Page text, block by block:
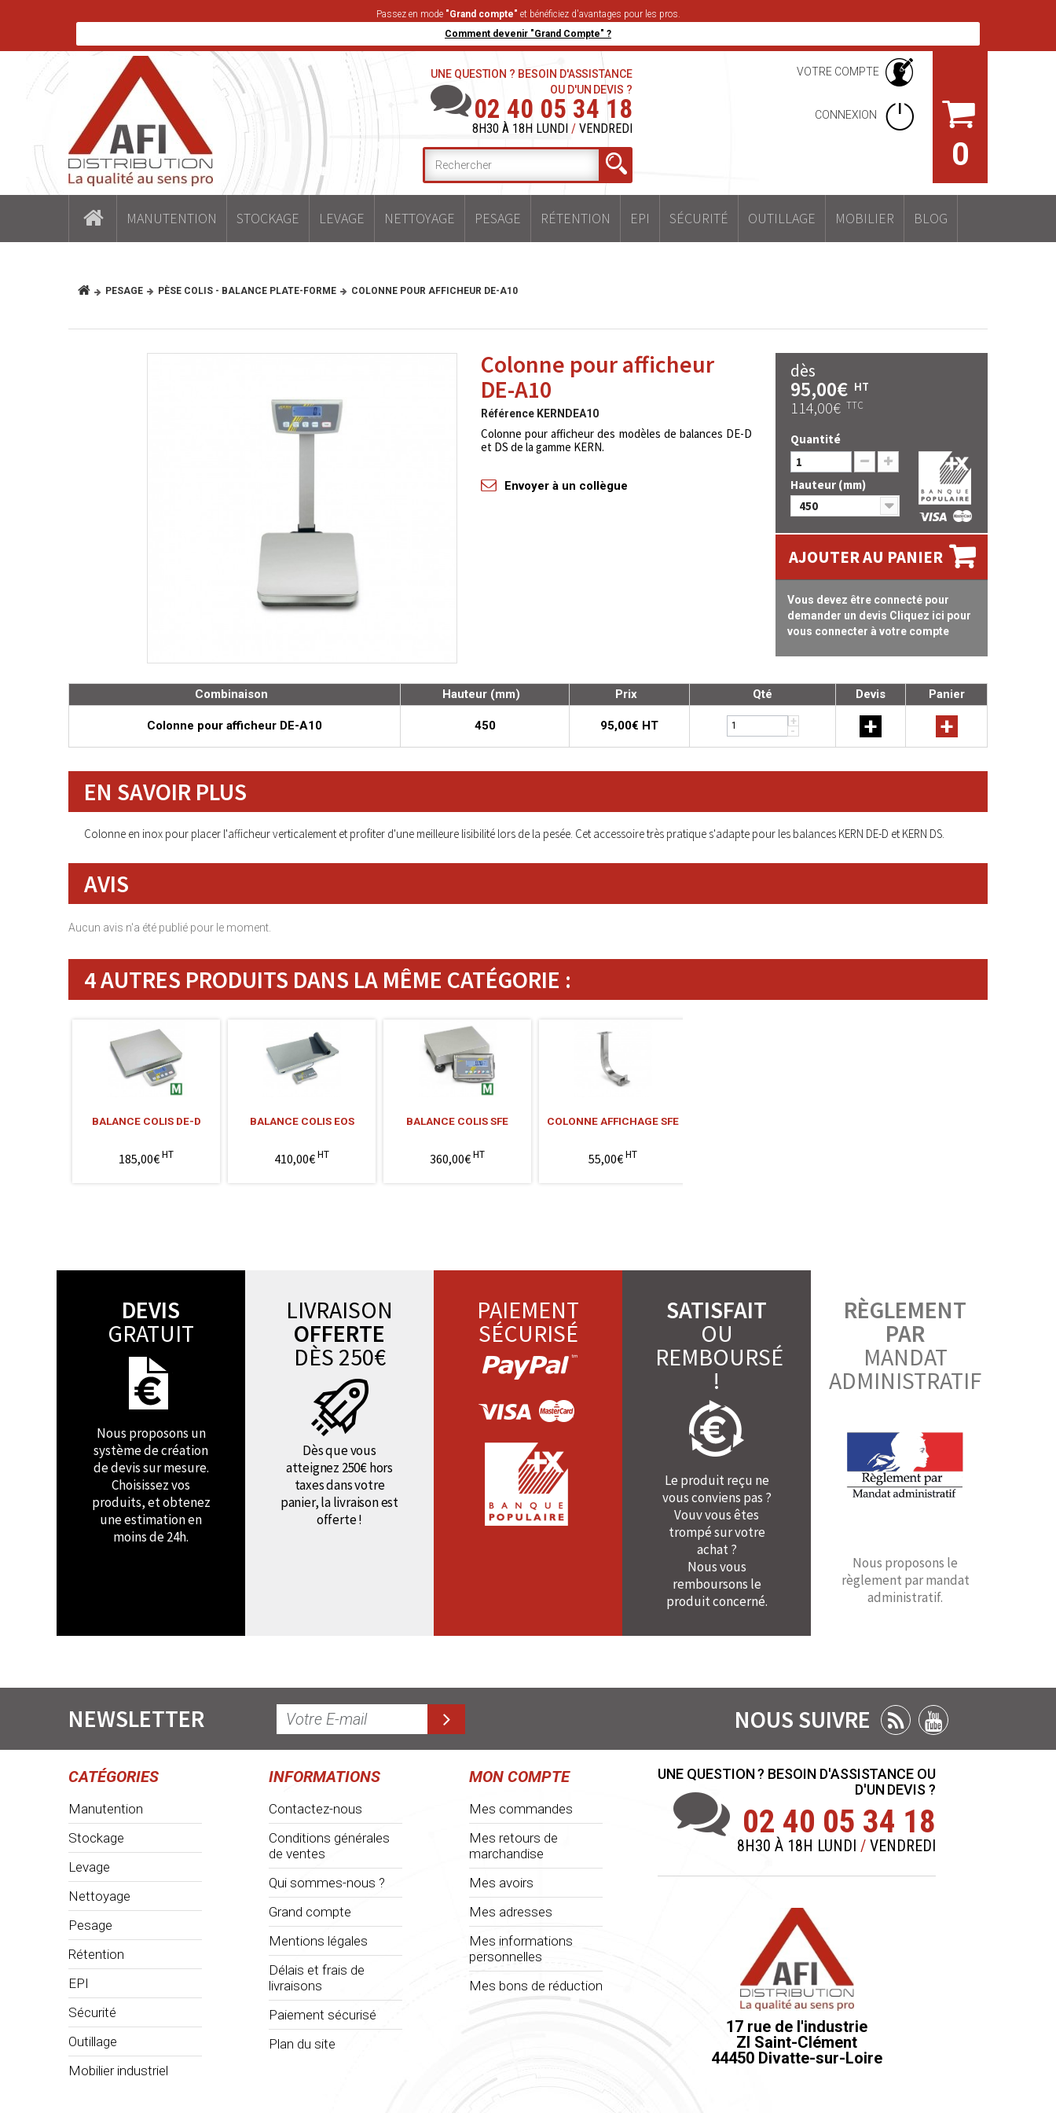
Passez en mode "Grand compte" et bénéficiez d'avantages pour les pros.
Comment devenir "Grand Compte" ?
0
VOTRE COMPTE
CONNEXION
UNE QUESTION ? BESOIN D'ASSISTANCE
OU D'UN DEVIS ?
02 40 05 34 18
8H30 À 18H LUNDI / VENDREDI
MANUTENTION STOCKAGE LEVAGE NETTOYAGE PESAGE RÉTENTION EPI SÉCURITÉ OUTILLAGE MOBILIER BLOG
PESAGE PÈSE COLIS - BALANCE PLATE-FORME COLONNE POUR AFFICHEUR DE-A10
Colonne pour afficheur
DE-A10
Référence KERNDEA10
Colonne pour afficheur des modèles de balances DE-D
et DS de la gamme KERN.
Envoyer à un collègue
dès
95,00€ HT
114,00€ TTC
Quantité
Hauteur (mm)
450
AJOUTER AU PANIER
Vous devez être connecté pour
demander un devis Cliquez ici pour
vous connecter à votre compte
Combinaison Hauteur (mm) Prix Qté Devis Panier
Colonne pour afficheur DE-A10 450 95,00€ HT +
- + +
EN SAVOIR PLUS
Colonne en inox pour placer l'afficheur verticalement et profiter d'une meilleure lisibilité lors de la pesée. Cet accessoire très pratique s'adapte pour les balances KERN DE-D et KERN DS.
AVIS
Aucun avis n'a été publié pour le moment.
4 AUTRES PRODUITS DANS LA MÊME CATÉGORIE :
BALANCE COLIS DE-D
185,00€HT
BALANCE COLIS EOS
410,00€HT
BALANCE COLIS SFE
360,00€HT
COLONNE AFFICHAGE SFE
55,00€HT
DEVIS
GRATUIT
Nous proposons un
système de création
de devis sur mesure.
Choisissez vos
produits, et obtenez
une estimation en
moins de 24h.
LIVRAISON
OFFERTE
DÈS 250€
Dès que vous
atteignez 250€ hors
taxes dans votre
panier, la livraison est
offerte !
PAIEMENT
SÉCURISÉ
SATISFAIT
OU
REMBOURSÉ
!
Le produit reçu ne
vous conviens pas ?
Vouv vous êtes
trompé sur votre
achat ?
Nous vous
remboursons le
produit concerné.
RÈGLEMENT
PAR
MANDAT
ADMINISTRATIF
Nous proposons le
règlement par mandat
administratif.
NEWSLETTER NOUS SUIVRE
CATÉGORIES
Manutention
Stockage
Levage
Nettoyage
Pesage
Rétention
EPI
Sécurité
Outillage
Mobilier industriel
INFORMATIONS
Contactez-nous
Conditions générales
de ventes
Qui sommes-nous ?
Grand compte
Mentions légales
Délais et frais de
livraisons
Paiement sécurisé
Plan du site
MON COMPTE
Mes commandes
Mes retours de
marchandise
Mes avoirs
Mes adresses
Mes informations
personnelles
Mes bons de réduction
UNE QUESTION ? BESOIN D'ASSISTANCE OU
D'UN DEVIS ?
02 40 05 34 18
8H30 À 18H LUNDI / VENDREDI
17 rue de l'industrie
ZI Saint-Clément
44450 Divatte-sur-Loire